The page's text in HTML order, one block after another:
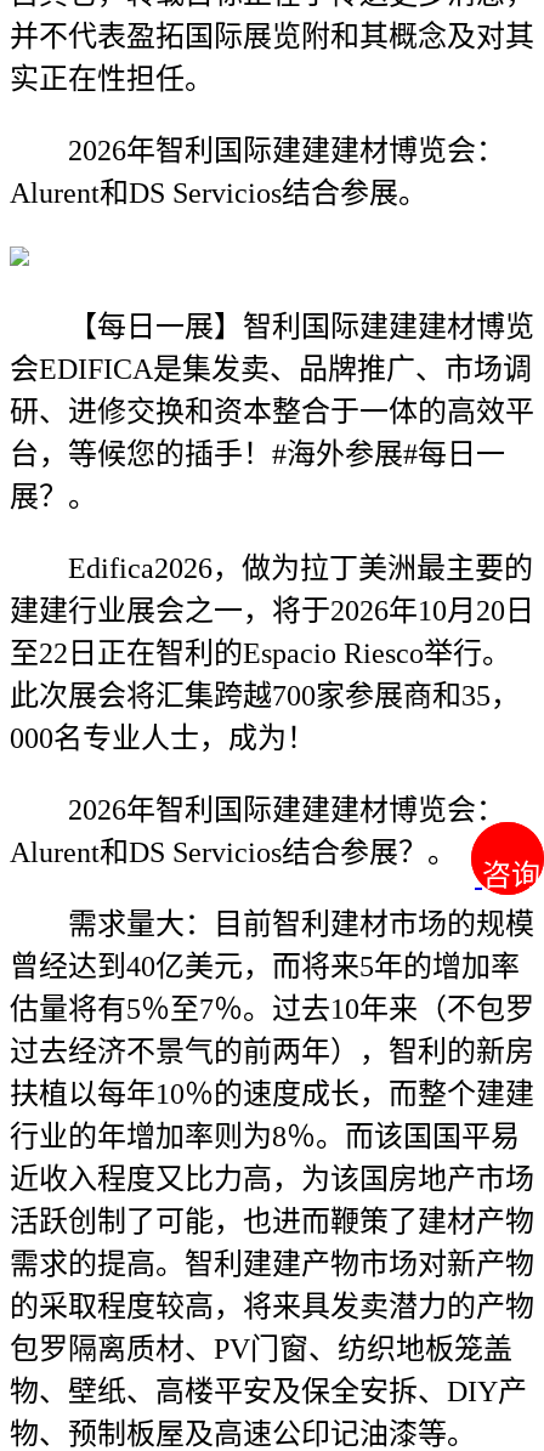
咨询
咨询
并不代表盈拓国际展览附和其概念及对其
实正在性担任。
2026年智利国际建建建材博览会：
Alurent和DS Servicios结合参展。
【每日一展】智利国际建建建材博览
会EDIFICA是集发卖、品牌推广、市场调
研、进修交换和资本整合于一体的高效平
台，等候您的插手！#海外参展#每日一
展？。
Edifica2026，做为拉丁美洲最主要的
建建行业展会之一，将于2026年10月20日
至22日正在智利的Espacio Riesco举行。
此次展会将汇集跨越700家参展商和35，
000名专业人士，成为！
2026年智利国际建建建材博览会：
Alurent和DS Servicios结合参展？。
需求量大：目前智利建材市场的规模
曾经达到40亿美元，而将来5年的增加率
估量将有5％至7％。过去10年来（不包罗
过去经济不景气的前两年），智利的新房
扶植以每年10％的速度成长，而整个建建
行业的年增加率则为8％。而该国国平易
近收入程度又比力高，为该国房地产市场
活跃创制了可能，也进而鞭策了建材产物
需求的提高。智利建建产物市场对新产物
的采取程度较高，将来具发卖潜力的产物
包罗隔离质材、PV门窗、纺织地板笼盖
物、壁纸、高楼平安及保全安拆、DIY产
物、预制板屋及高速公印记油漆等。